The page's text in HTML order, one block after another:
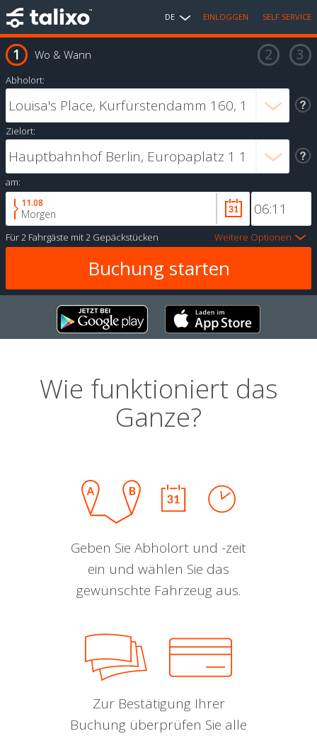
DE EINLOGGEN SELF SERVICE
Wo & Wann
Abholort:
Zielort:
am:
11.08
Morgen
Für2 Fahrgäste mit2 Gepäckstücken Weitere Optionen
Wie funktioniert das
Ganze?
Geben Sie Abholort und -zeit
ein und wählen Sie das
gewünschte Fahrzeug aus.
Zur Bestätigung Ihrer
Buchung überprüfen Sie alle